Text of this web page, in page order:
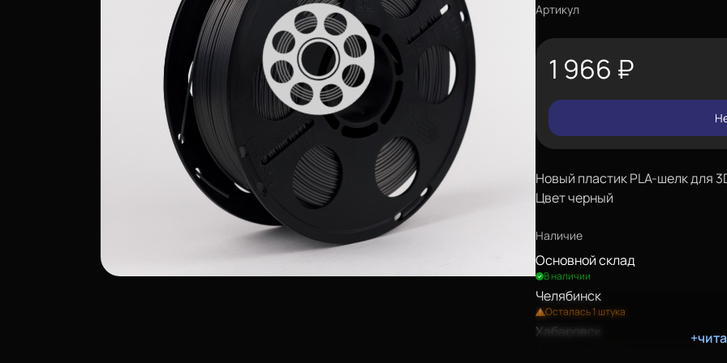
Артикул
1 966 ₽
Новый пластик PLA-шелк для
Цвет черный
Наличие
Основной склад
В наличии
Челябинск
Осталась 1 штука
Хабаровск